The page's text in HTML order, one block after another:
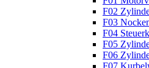
F02
F03
F04
F05
F06
F07